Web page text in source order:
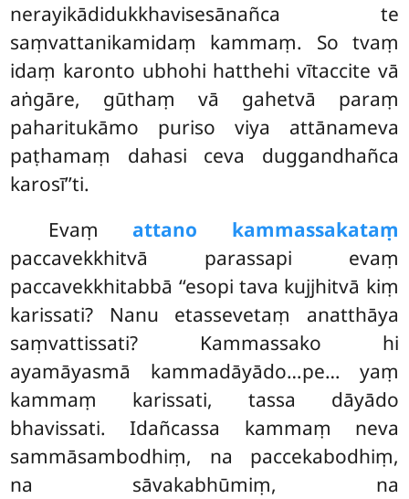
nerayikādidukkhavisesānañca te
saṃvattanikamidaṃ kammaṃ. So tvaṃ
idaṃ karonto ubhohi hatthehi vītaccite vā
aṅgāre, gūthaṃ vā gahetvā paraṃ
paharitukāmo puriso viya attānameva
paṭhamaṃ dahasi ceva duggandhañca
karosī’’ti.
Evaṃ attano kammassakataṃ
paccavekkhitvā parassapi evaṃ
paccavekkhitabbā ‘‘esopi tava kujjhitvā kiṃ
karissati? Nanu etassevetaṃ anatthāya
saṃvattissati? Kammassako hi
ayamāyasmā kammadāyādo…pe… yaṃ
kammaṃ karissati, tassa dāyādo
bhavissati. Idañcassa kammaṃ neva
sammāsambodhiṃ, na paccekabodhiṃ,
na sāvakabhūmiṃ, na